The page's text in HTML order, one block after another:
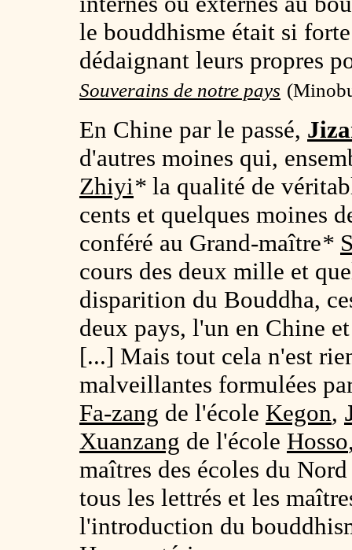
le bouddhisme était si
dédaignant leurs propres
Souverains de notre pays
En Chine par le passé,
d'autres moines qui,
Zhiyi* la qualité de
cents et quelques moines
conféré au Grand-maître*
cours des deux mille et
disparition du Bouddha,
deux pays, l'un en Chine
[...] Mais tout cela n'est
malveillantes formulées
Fa-zang de l'école Kegon,
Xuanzang de l'école Hosso
maîtres des écoles du
tous les lettrés et les
l'introduction du